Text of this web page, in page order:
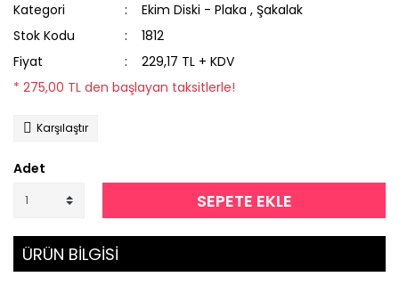
Kategori
Ekim Diski - Plaka , Şakalak
Stok Kodu
1812
Fiyat
229,17 TL + KDV
* 275,00 TL den başlayan taksitlerle!
Karşılaştır
Adet
SEPETE EKLE
ÜRÜN BİLGİSİ